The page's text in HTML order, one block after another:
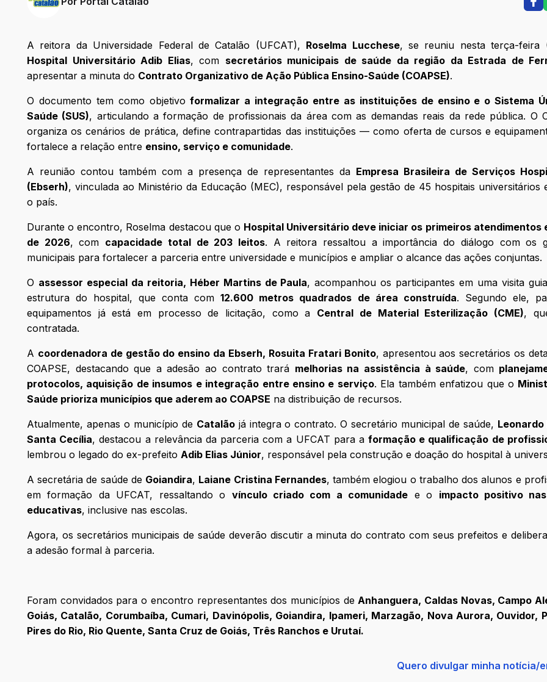
A reitora da Universidade Federal de Catalão (UFCAT), Roselma Lucchese, se reuniu nesta terça-feira
Hospital Universitário Adib Elias, com secretários municipais de saúde da região da Estrada de
apresentar a minuta do Contrato Organizativo de Ação Pública Ensino-Saúde (COAPSE).
O documento tem como objetivoformalizar a integração entre as instituições de ensino e o Sistema
Saúde (SUS), articulando a formação de profissionais da área com as demandas reais da rede pública. O
organiza os cenários de prática, define contrapartidas das instituições — como oferta de cursos e
fortalece a relação entre ensino, serviço e comunidade.
A reunião contou também com a presença de representantes da Empresa Brasileira de Serviços
(Ebserh), vinculada ao Ministério da Educação (MEC), responsável pela gestão de 45 hospitais universitários
o país.
Durante o encontro, Roselma destacou que o Hospital Universitário deve iniciar os primeiros atendimentos
de 2026, com capacidade total de 203 leitos. A reitora ressaltou a importância do diálogo com os
municipais para fortalecer a parceria entre universidade e municípios e ampliar o alcance das ações conjuntas.
O assessor especial da reitoria, Héber Martins de Paula, acompanhou os participantes em uma visita
estrutura do hospital, que conta com12.600 metros quadrados de área construída. Segundo ele,
equipamentos já está em processo de licitação, como a Central de Material Esterilização (CME),
contratada.
A coordenadora de gestão do ensino da Ebserh, Rosuita Fratari Bonito, apresentou aos secretários os
COAPSE, destacando que a adesão ao contrato trará melhorias na assistência à saúde, com
protocolos, aquisição de insumos e integração entre ensino e serviço. Ela também enfatizou que o
Saúde prioriza municípios que aderem ao COAPSE na distribuição de recursos.
Atualmente, apenas o município de Catalãojá integra o contrato. O secretário municipal de saúde, Leonardo
Santa Cecília, destacou a relevância da parceria com a UFCAT para aformação e qualificação de
lembrou o legado do ex-prefeito Adib Elias Júnior, responsável pela construção e doação do hospital à
A secretária de saúde de Goiandira, Laiane Cristina Fernandes, também elogiou o trabalho dos alunos e
em formação da UFCAT, ressaltando o vínculo criado com a comunidade e o impacto positivo
educativas, inclusive nas escolas.
Agora, os secretários municipais de saúde deverão discutir a minuta do contrato com seus prefeitos e
a adesão formal à parceria.
Foram convidados para o encontro representantes dos municípios deAnhanguera, Caldas Novas, Campo
Goiás, Catalão, Corumbaíba, Cumari, Davinópolis, Goiandira, Ipameri, Marzagão, Nova Aurora, Ouvidor,
Pires do Rio, Rio Quente, Santa Cruz de Goiás, Três Ranchos e Urutaí.
Quero divulgar minha notícia/